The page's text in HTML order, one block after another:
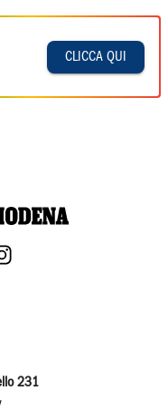
CLICCA QUI
231